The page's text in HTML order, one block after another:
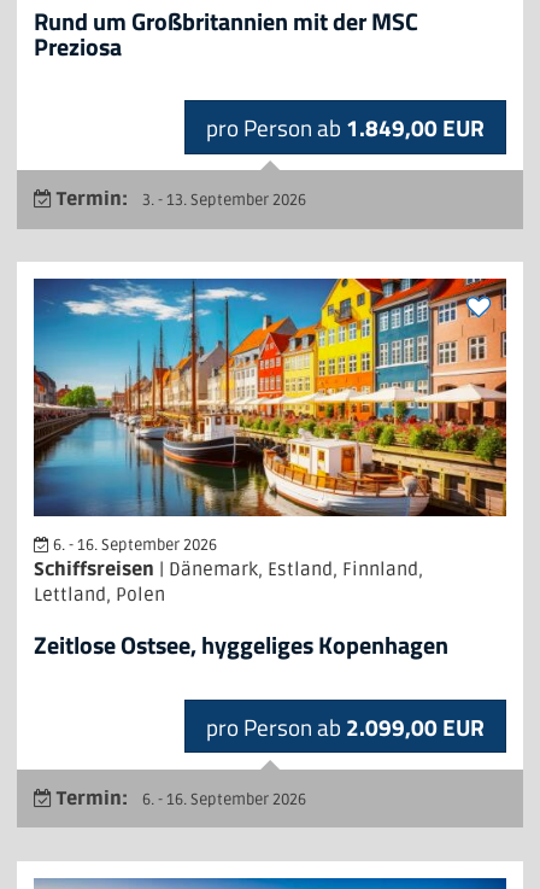
Rund um Großbritannien mit der MSC
Preziosa
pro Person ab 1.849,00 EUR
Termin: 3. - 13. September 2026
6. - 16. September 2026
Schiffsreisen | Dänemark, Estland, Finnland,
Lettland, Polen
Zeitlose Ostsee, hyggeliges Kopenhagen
pro Person ab 2.099,00 EUR
Termin: 6. - 16. September 2026